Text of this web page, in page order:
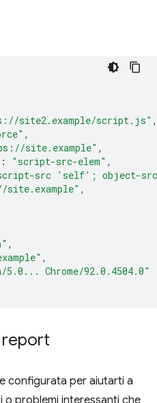
site2.example/script.js" ,
,
site.example" ,
: "script-src-elem" ,
src 'self'; object-src
,
,
,
5.0... Chrome/92.0.4504.0"
report
configurata per aiutarti a
o problemi interessanti che